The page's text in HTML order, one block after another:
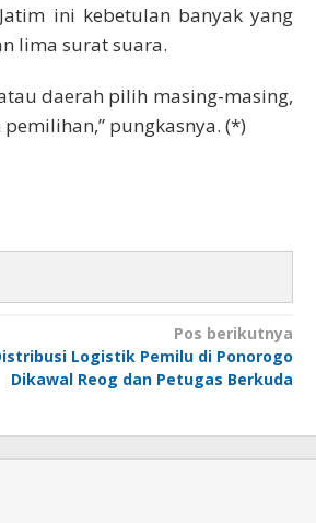
ini kebetulan banyak yang
lima surat suara.
daerah pilih masing-masing,
pungkasnya. (*)
Pos berikutnya
Logistik Pemilu di Ponorogo
Dikawal Reog dan Petugas Berkuda